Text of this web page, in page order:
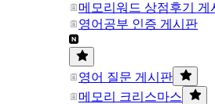
메모리워드 상점후기 게
영어공부 인증 게시판
영어 질문 게시판
메모리 크리스마스